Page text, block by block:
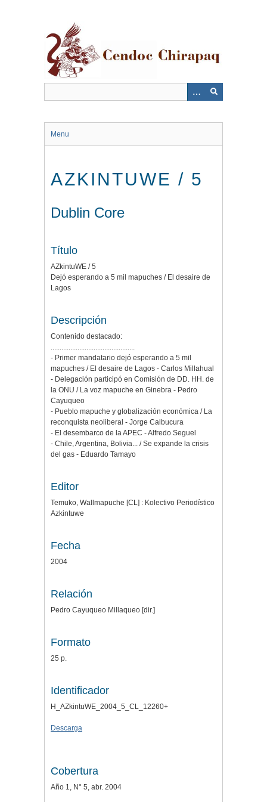
Menu
AZKINTUWE / 5
Dublin Core
Título
AZkintuWE / 5
Dejó esperando a 5 mil mapuches / El desaire de
Lagos
Descripción
Contenido destacado:
...............................................
- Primer mandatario dejó esperando a 5 mil
mapuches / El desaire de Lagos - Carlos Millahual
- Delegación participó en Comisión de DD. HH. de
la ONU / La voz mapuche en Ginebra - Pedro
Cayuqueo
- Pueblo mapuche y globalización económica / La
reconquista neoliberal - Jorge Calbucura
- El desembarco de la APEC - Alfredo Seguel
- Chile, Argentina, Bolivia... / Se expande la crisis
del gas - Eduardo Tamayo
Editor
Temuko, Wallmapuche [CL] : Kolectivo Periodístico
Azkintuwe
Fecha
2004
Relación
Pedro Cayuqueo Millaqueo [dir.]
Formato
25 p.
Identificador
H_AZkintuWE_2004_5_CL_12260+
Descarga
Cobertura
Año 1, N° 5, abr. 2004